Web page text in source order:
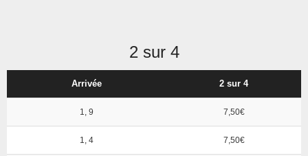
2 sur 4
Arrivée 2 sur 4
1, 9 7,50€
1, 4 7,50€